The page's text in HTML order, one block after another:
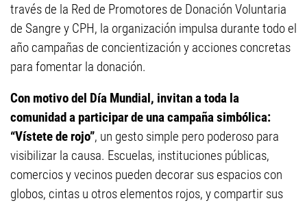
través de la Red de Promotores de Donación Voluntaria
de Sangre y CPH, la organización impulsa durante todo el
año campañas de concientización y acciones concretas
para fomentar la donación.
Con motivo del Día Mundial, invitan a toda la
comunidad a participar de una campaña simbólica:
“Vístete de rojo”, un gesto simple pero poderoso para
visibilizar la causa. Escuelas, instituciones públicas,
comercios y vecinos pueden decorar sus espacios con
globos, cintas u otros elementos rojos, y compartir sus